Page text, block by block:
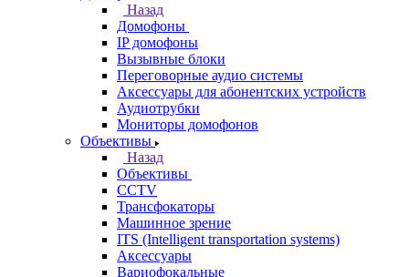
Назад
Домофоны
IP домофоны
Вызывные блоки
Переговорные аудио системы
Аксессуары для абонентских устройств
Аудиотрубки
Мониторы домофонов
Объективы
Назад
Объективы
CCTV
Трансфокаторы
Машинное зрение
ITS (Intelligent transportation systems)
Аксессуары
Вариофокальные